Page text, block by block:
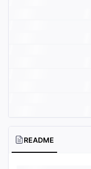
README